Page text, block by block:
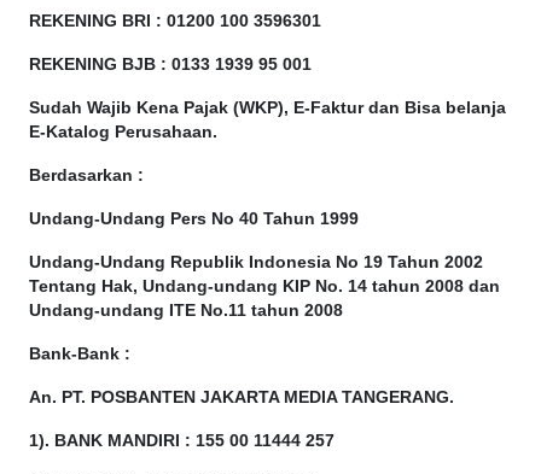
REKENING BRI : 01200 100 3596301
REKENING BJB : 0133 1939 95 001
Sudah Wajib Kena Pajak (WKP), E-Faktur dan Bisa belanja
E-Katalog Perusahaan.
Berdasarkan :
Undang-Undang Pers No 40 Tahun 1999
Undang-Undang Republik Indonesia No 19 Tahun 2002
Tentang Hak, Undang-undang KIP No. 14 tahun 2008 dan
Undang-undang ITE No.11 tahun 2008
Bank-Bank :
An. PT. POSBANTEN JAKARTA MEDIA TANGERANG.
1). BANK MANDIRI : 155 00 11444 257